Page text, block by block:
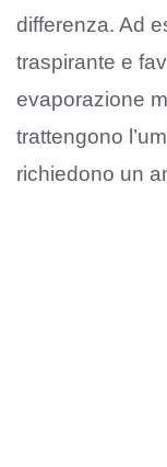
differenza. Ad
traspirante e
evaporazione
trattengono
richiedono un